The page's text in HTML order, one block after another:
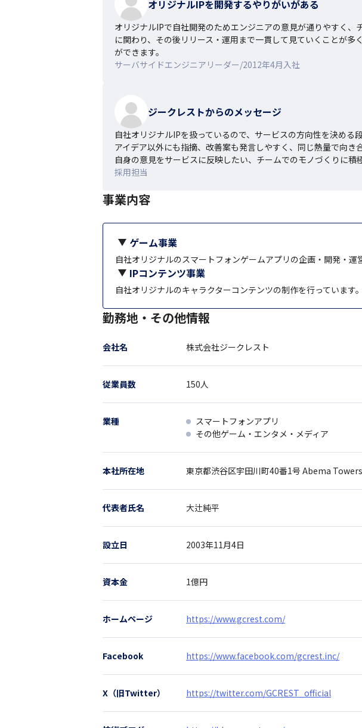
オリジナルIPを開発するやりがいがある
オリジナルIPで自社開発のためエンジニアの意見が通りやすく
に関わり、その後リリース・運用まで一貫して見ていくことが
ができます。
サーバサイドエンジニアリーダー/2012年4月入社
ジークレストからのメッセージ
自社オリジナルIPを扱っているので、サービスの方向性を決める
アイデア以外にも指摘、改善案も発言しやすく、同じ熱量で向き
自身の意見をサービスに反映したい、チームでのモノづくりに
採用担当
事業内容
ゲーム事業
自社オリジナルのスマートフォンゲームアプリの企画・開発・運
IPコンテンツ事業
自社オリジナルのキャラクターコンテンツの制作を行っています。
勤務地・その他情報
会社名 株式会社ジークレスト
従業員数 150人
業種
スマートフォンアプリ
その他ゲーム・エンタメ・メディア
本社所在地 東京都渋谷区宇田川町40番1号 Abema Towers
代表者氏名 大辻純平
設立日 2003年11月4日
資本金 1億円
ホームページ https://www.gcrest.com/
Facebook https://www.facebook.com/gcrest.inc/
X（旧Twitter） https://twitter.com/GCREST_official